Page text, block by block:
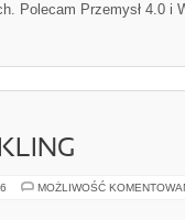
Polecam Przemysł 4.0 i
MOŻLIWOŚĆ